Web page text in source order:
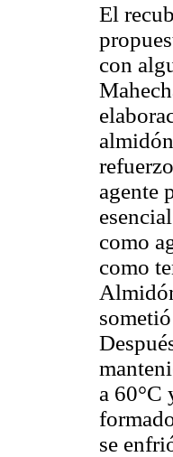
El
con
agente
como
como
a 60°C
se